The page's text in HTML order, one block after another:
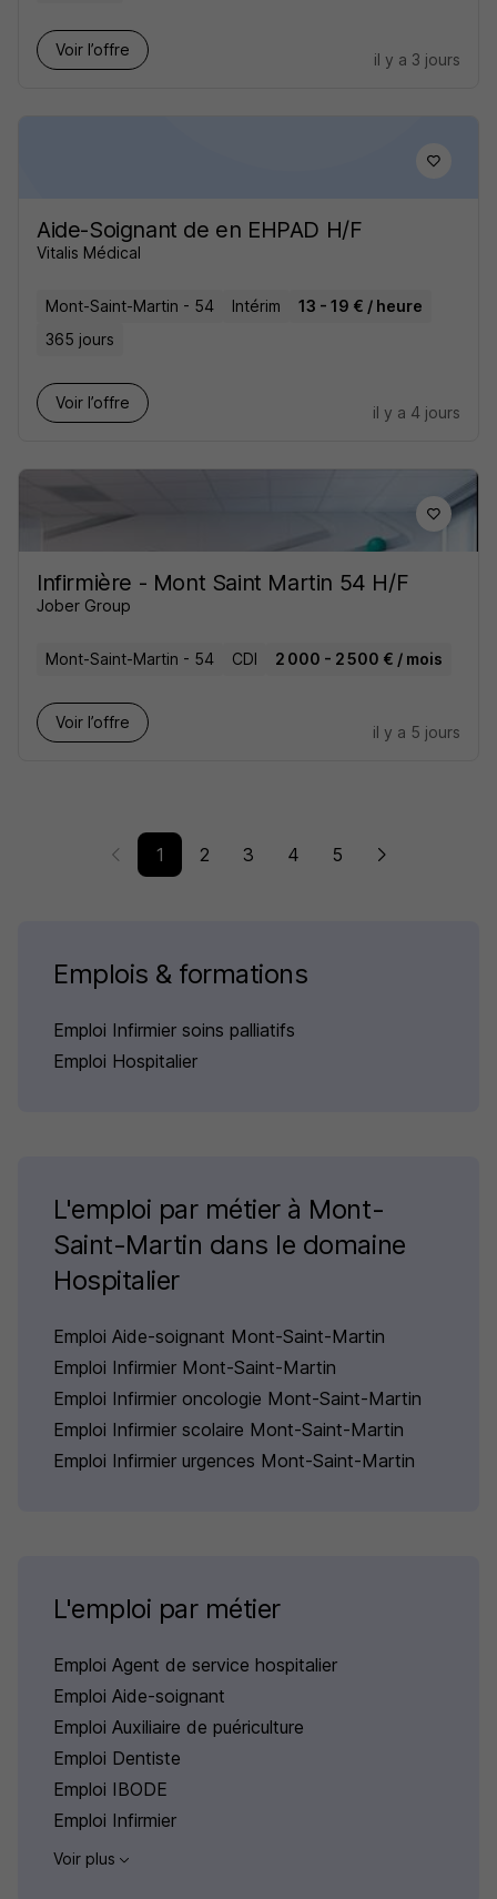
Voir l’offre
il y a 3 jours
Aide-Soignant de en EHPAD H/F
Vitalis Médical
Mont-Saint-Martin - 54 Intérim
13 - 19 € / heure
365 jours
Voir l’offre
il y a 4 jours
Infirmière - Mont Saint Martin 54 H/F
Jober Group
Mont-Saint-Martin - 54 CDI 2 000 - 2 500 € / mois
Voir l’offre
il y a 5 jours
1 2 3 4 5
Emplois & formations
Emploi Infirmier soins palliatifs
Emploi Hospitalier
L'emploi par métier à Mont-
Saint-Martin dans le domaine
Hospitalier
Emploi Aide-soignant Mont-Saint-Martin
Emploi Infirmier Mont-Saint-Martin
Emploi Infirmier oncologie Mont-Saint-Martin
Emploi Infirmier scolaire Mont-Saint-Martin
Emploi Infirmier urgences Mont-Saint-Martin
L'emploi par métier
Emploi Agent de service hospitalier
Emploi Aide-soignant
Emploi Auxiliaire de puériculture
Emploi Dentiste
Emploi IBODE
Emploi Infirmier
Voir plus